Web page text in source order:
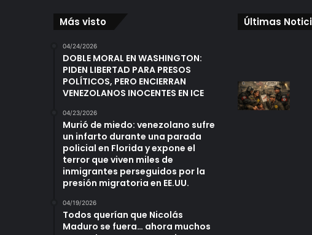
Más visto
04/24/2026
DOBLE MORAL EN WASHINGTON:
PIDEN LIBERTAD PARA PRESOS
POLÍTICOS, PERO ENCIERRAN
VENEZOLANOS INOCENTES EN ICE
04/23/2026
Murió de miedo: venezolano sufre
un infarto durante una parada
policial en Florida y expone el
terror que viven miles de
inmigrantes perseguidos por la
presión migratoria en EE.UU.
04/19/2026
Todos querían que Nicolás
Maduro se fuera… ahora muchos
Últimas